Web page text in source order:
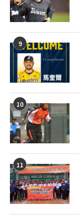
9
10
11